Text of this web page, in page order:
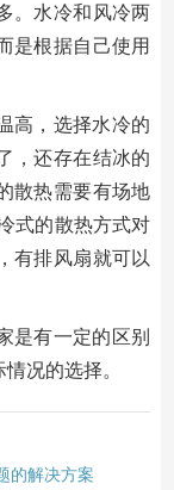
。水冷和风冷两
是根据自己使用
高，选择水冷的
，还存在结冰的
散热需要有场地
式的散热方式对
有排风扇就可以
是有一定的区别
况的选择。
的解决方案